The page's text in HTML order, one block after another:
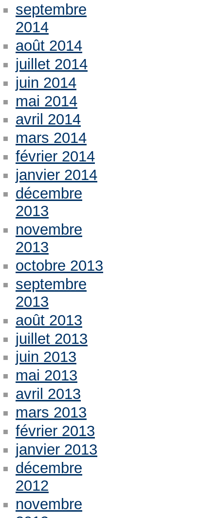
septembre
2014
août 2014
juillet 2014
juin 2014
mai 2014
avril 2014
mars 2014
février 2014
janvier 2014
décembre
2013
novembre
2013
octobre 2013
septembre
2013
août 2013
juillet 2013
juin 2013
mai 2013
avril 2013
mars 2013
février 2013
janvier 2013
décembre
2012
novembre